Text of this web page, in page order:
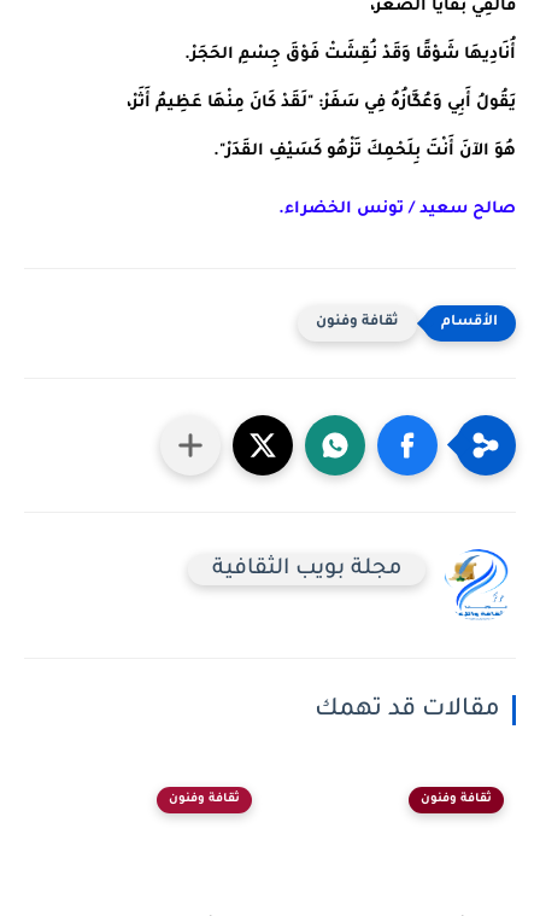
فَأُلْفِي بَقَايَا الصِّغَرْ،
أُنَادِيهَا شَوْقًا وَقَدْ نُقِشَتْ فَوْقَ جِسْمِ الحَجَرْ.
يَقُولُ أَبِي وَعُكَّازُهُ فِي سَفَرْ: "لَقَدْ كَانَ مِنْهَا عَظِيمُ أَثَرْ،
هُوَ الآنَ أَنْتَ بِلَحْمِكَ تَزْهُو كَسَيْفِ القَدَرْ".
صالح سعيد / تونس الخضراء.
ثقافة وفنون
مجلة بويب الثقافية
مقالات قد تهمك
ثقافة وفنون ثقافة وفنون